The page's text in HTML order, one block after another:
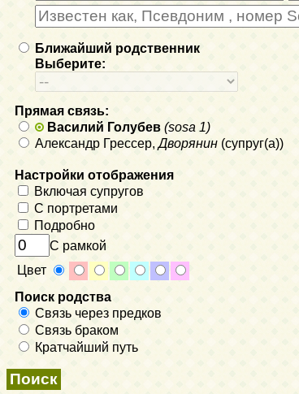
Ближайший родственник
Выберите:
Прямая связь:
Василий Голубев (sosa 1)
Александр Грессер,Дворянин (супруг(а))
Настройки отображения
Включая супругов
С портретами
Подробно
С рамкой
Цвет
Поиск родства
Связь через предков
Связь браком
Кратчайший путь